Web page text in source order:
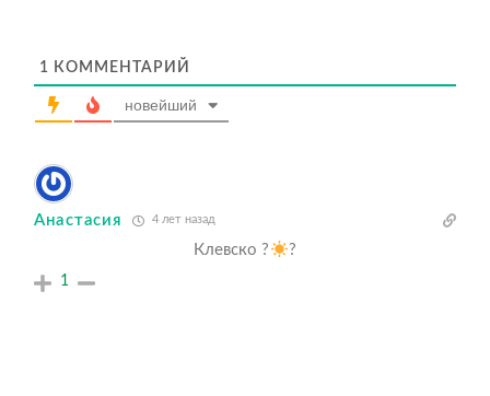
1 КОММЕНТАРИЙ
новейший
Анастасия 4 лет назад
Клевско ? ?
1